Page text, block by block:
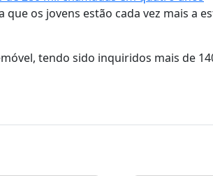
os jovens estão cada vez mais a
tendo sido inquiridos mais de